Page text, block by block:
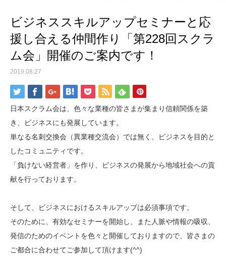
ビジネススキルアップセミナーと応
援し合える仲間作り「第228回スクラ
ム会」開催のご案内です！
2019.08.27
日本スクラム会は、色々な業種の皆さまが集まり信頼関係を築
き、ビジネスにも発展しています。
単なる名刺交換会（異業種交流会）では無く、ビジネスを目的と
したコミュニティです。
「負けない経営者」を作り、ビジネスの発展から地域社会への貢
献を行っております。
そして、ビジネスにおけるスキルアップは必須事項です。
そのために、有効なセミナーを開始し、また人脈や情報の吸収、
発信のためのイベントを色々と開催しておりますので、皆さまの
ご都合に合わせてご参加して頂けます(^^)